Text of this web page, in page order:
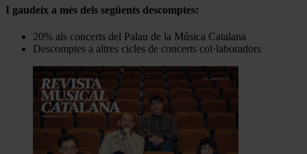
I gaudeix a més dels següents descomptes:
20% als concerts del Palau de la Música Catalana
Descomptes a altres cicles de concerts col·laboradors